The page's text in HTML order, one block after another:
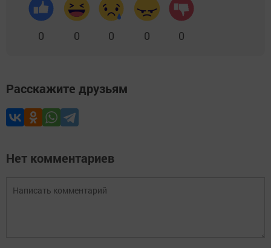
0 0 0 0 0
Расскажите друзьям
Нет комментариев